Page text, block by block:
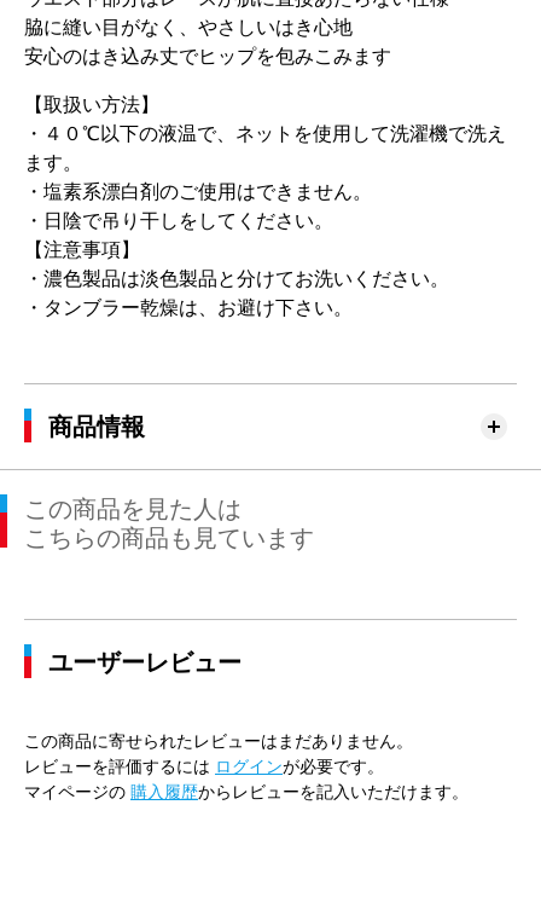
脇に縫い目がなく、やさしいはき心地
安心のはき込み丈でヒップを包みこみます
【取扱い方法】
・４０℃以下の液温で、ネットを使用して洗濯機で洗え
ます。
・塩素系漂白剤のご使用はできません。
・日陰で吊り干しをしてください。
【注意事項】
・濃色製品は淡色製品と分けてお洗いください。
・タンブラー乾燥は、お避け下さい。
商品情報
この商品を見た人は
こちらの商品も見ています
ユーザーレビュー
この商品に寄せられたレビューはまだありません。
レビューを評価するには ログインが必要です。
マイページの 購入履歴からレビューを記入いただけます。